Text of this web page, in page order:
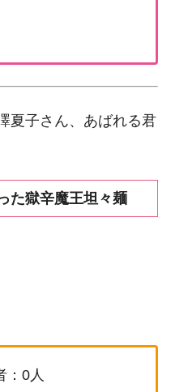
夏子さん、あばれる君
た獄辛魔王坦々麺
0人